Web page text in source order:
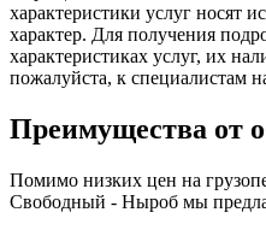
характеристики услуг носят
характер. Для получения
характеристиках услуг, их
пожалуйста, к специалистам
Преимущества от
Помимо низких цен на
Свободный - Ныроб мы